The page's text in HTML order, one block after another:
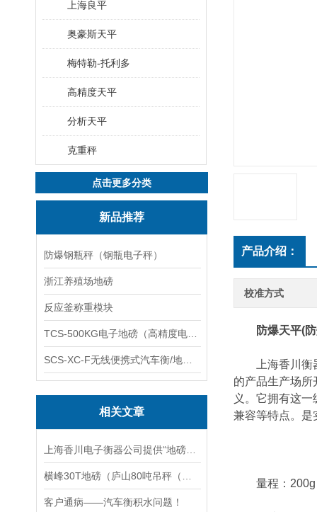
上海良平
奥豪斯天平
梅特勒-托利多
高精度天平
分析天平
克重秤
点击更多分类
新品推荐
防爆钢瓶秤（钢瓶电子秤）
浙江养殖场地磅
反应釜称重模块
相关文章
客户通病——汽车衡积水问题！
产品介绍：
校准方式
防爆天平(
上海香川衡器
的产品生产场
义。它拥有这
兼容等特点。是
量程：200g